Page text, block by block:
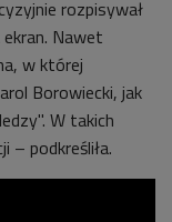
rozpisywał
Nawet
w której
Borowiecki, jak
W takich
– podkreśliła.